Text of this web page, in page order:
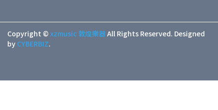
Copyright © xzmusic 敦煌樂器All Rights Reserved. Designed
by CYBERBIZ.